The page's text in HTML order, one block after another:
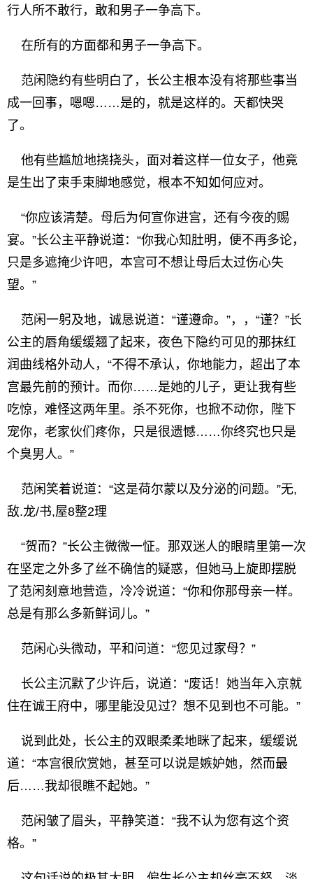
行人所不敢行，敢和男子一争高下。
在所有的方面都和男子一争高下。
范闲隐约有些明白了，长公主根本没有将那些事当
成一回事，嗯嗯……是的，就是这样的。天都快哭
了。
他有些尴尬地挠挠头，面对着这样一位女子，他竟
是生出了束手束脚地感觉，根本不知如何应对。
“你应该清楚。母后为何宣你进宫，还有今夜的赐
宴。”长公主平静说道：“你我心知肚明，便不再多论，
只是多遮掩少许吧，本宫可不想让母后太过伤心失
望。”
范闲一躬及地，诚恳说道：“谨遵命。”，，“谨？”长
公主的唇角缓缓翘了起来，夜色下隐约可见的那抹红
润曲线格外动人，“不得不承认，你地能力，超出了本
宫最先前的预计。而你……是她的儿子，更让我有些
吃惊，难怪这两年里。杀不死你，也掀不动你，陛下
宠你，老家伙们疼你，只是很遗憾……你终究也只是
个臭男人。”
范闲笑着说道：“这是荷尔蒙以及分泌的问题。”无,
敌.龙/书,屋8整2理
“贺而？”长公主微微一怔。那双迷人的眼睛里第一次
在坚定之外多了丝不确信的疑惑，但她马上旋即摆脱
了范闲刻意地营造，冷冷说道：“你和你那母亲一样。
总是有那么多新鲜词儿。”
范闲心头微动，平和问道：“您见过家母？”
长公主沉默了少许后，说道：“废话！她当年入京就
住在诚王府中，哪里能没见过？想不见到也不可能。”
说到此处，长公主的双眼柔柔地眯了起来，缓缓说
道：“本宫很欣赏她，甚至可以说是嫉妒她，然而最
后……我却很瞧不起她。”
范闲皱了眉头，平静笑道：“我不认为您有这个资
格。”